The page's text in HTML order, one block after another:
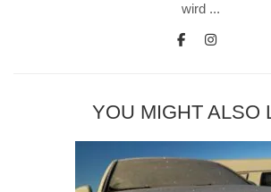
wird ...
YOU MIGHT ALSO